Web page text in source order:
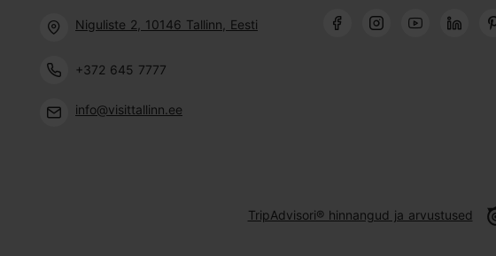
Niguliste 2, 10146 Tallinn, Eesti
+372 645 7777
info@visittallinn.ee
TripAdvisori® hinnangud ja arvustused